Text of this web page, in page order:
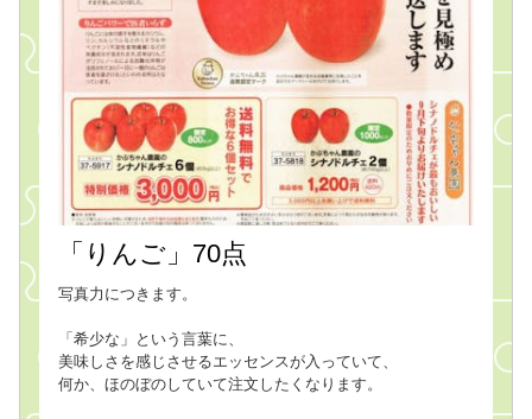
「りんご」70点
写真力につきます。
「希少な」という言葉に、
美味しさを感じさせるエッセンスが入っていて、
何か、ほのぼのしていて注文したくなります。